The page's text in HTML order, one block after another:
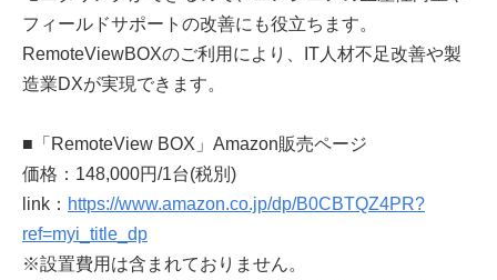
フィールドサポートの改善にも役立ちます。
RemoteViewBOXのご利用により、IT人材不足改善や製
造業DXが実現できます。
■「RemoteView BOX」Amazon販売ページ
価格：148,000円/1台(税別)
link： https://www.amazon.co.jp/dp/B0CBTQZ4PR?
ref=myi_title_dp
※設置費用は含まれておりません。